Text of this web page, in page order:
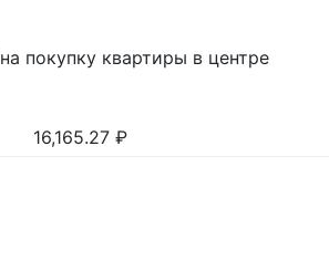
на покупку квартиры в центре
16,165.27 ₽